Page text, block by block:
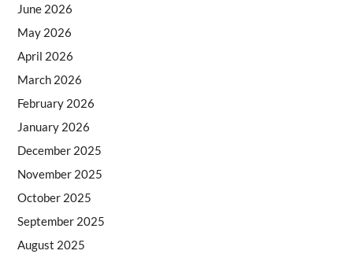
June 2026
May 2026
April 2026
March 2026
February 2026
January 2026
December 2025
November 2025
October 2025
September 2025
August 2025